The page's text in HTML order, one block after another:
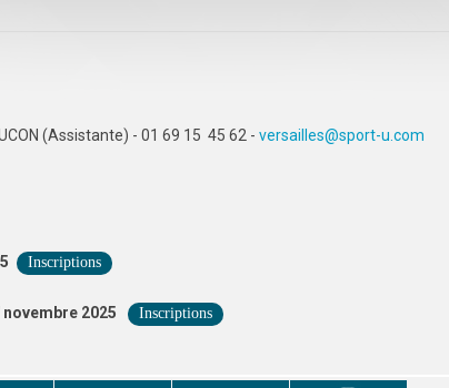
(Assistante) - 01 69 15 45 62 - versailles@sport-u.com
Inscriptions
novembre 2025 Inscriptions